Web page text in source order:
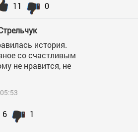
0
11
история.
со счастливым
не нравится, не
1
6